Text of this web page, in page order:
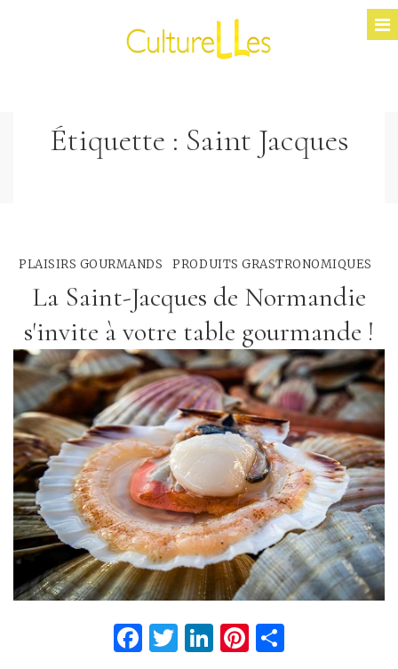
Étiquette : Saint Jacques
PLAISIRS GOURMANDS PRODUITS GRASTRONOMIQUES
La Saint-Jacques de Normandie
s'invite à votre table gourmande !
Facebook
Twitter
LinkedIn
Pinterest